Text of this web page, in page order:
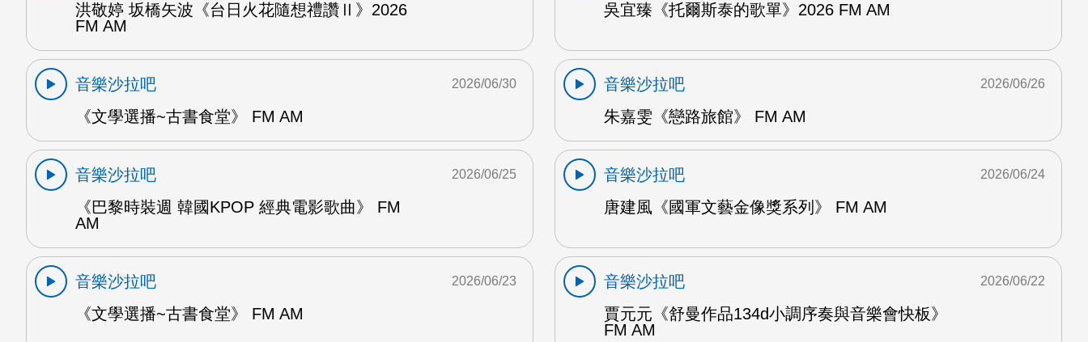
洪敬婷 坂橋矢波《台日火花隨想禮讚Ⅱ》2026
FM AM
吳宜臻《托爾斯泰的歌單》2026 FM AM
音樂沙拉吧
《文學選播~古書食堂》 FM AM
2026/06/30
音樂沙拉吧
朱嘉雯《戀路旅館》 FM AM
2026/06/26
音樂沙拉吧
《巴黎時裝週 韓國KPOP 經典電影歌曲》 FM
AM
2026/06/25
音樂沙拉吧
唐建風《國軍文藝金像獎系列》 FM AM
2026/06/24
音樂沙拉吧
《文學選播~古書食堂》 FM AM
2026/06/23
音樂沙拉吧
賈元元《舒曼作品134d小調序奏與音樂會快板》
FM AM
2026/06/22